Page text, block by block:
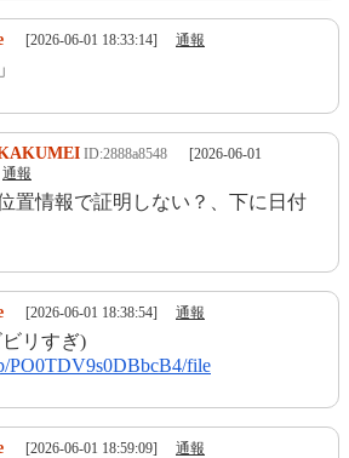
[2026-06-01 18:33:14] 通報
ID:2888a8548
[2026-06-01
通報
置情報で証明しない？、下に日付
[2026-06-01 18:38:54] 通報
リすぎ)
PO0TDV9s0DBbcB4/file
[2026-06-01 18:59:09] 通報